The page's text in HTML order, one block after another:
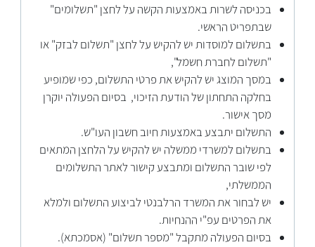
בכניסה לשרות באמצעות הקשה על לחצן "תשלומים"
שבתפריט הראשי.
בתשלום למוסדות יש להקיש על לחצן "תשלום לבזק" או
"תשלום לחברת חשמל",
במסך המוצג יש להקיש את פרטי התשלום, כפי שמופיע
בחלקה התחתון של הודעת הזיכוי, בסיום הפעולה יוקרן
מסך אישור.
התשלום יתבצע באמצעות חיוב חשבון העו"ש.
בתשלום למשרדי ממשלה יש להקיש על הלחצן המתאים
לפי שובר התשלום ומתבצע קישור לאתר התשלומים
הממשלתי,
יש לבחור את המשרד הרלבנטי לביצוע התשלום ולמלא
את הפרטים עפ"י ההנחיות.
בסיום הפעולה מתקבל "מספר תשלום" (אסמכתא).